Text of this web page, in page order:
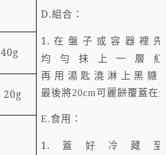
D.組合：
1. 在盤子或容器裡
均勻抹上一層
再用湯匙澆淋上黑糖
最後將20cm可麗餅覆蓋在
E.食用：
1.
蓋好冷藏
40g
20g